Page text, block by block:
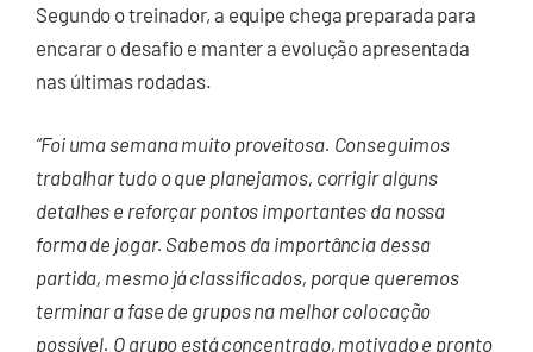
Segundo o treinador, a equipe chega preparada para
encarar o desafio e manter a evolução apresentada
nas últimas rodadas.
“Foi uma semana muito proveitosa. Conseguimos
trabalhar tudo o que planejamos, corrigir alguns
detalhes e reforçar pontos importantes da nossa
forma de jogar. Sabemos da importância dessa
partida, mesmo já classificados, porque queremos
terminar a fase de grupos na melhor colocação
possível. O grupo está concentrado, motivado e pronto